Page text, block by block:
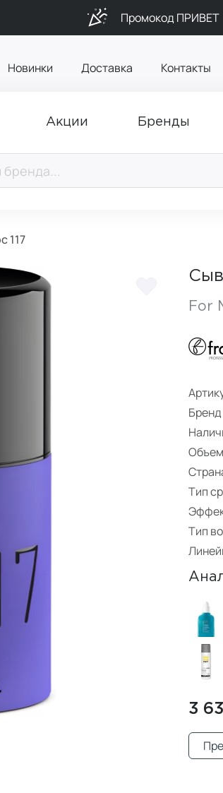
Промокод ПРИВЕТ
Новинки Доставка Контакты
Акции Бренды
117
For
Бренд
Объем
Тип
Тип
3